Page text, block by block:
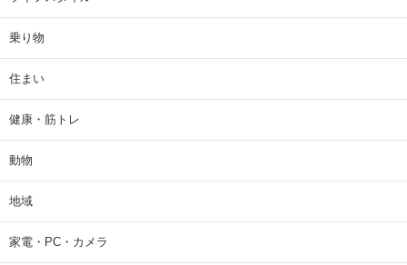
乗り物
住まい
健康・筋トレ
動物
地域
家電・PC・カメラ